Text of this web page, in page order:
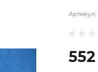
Артикул: